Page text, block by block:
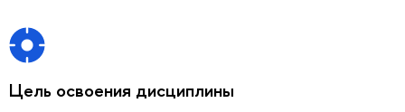
Цель освоения дисциплины